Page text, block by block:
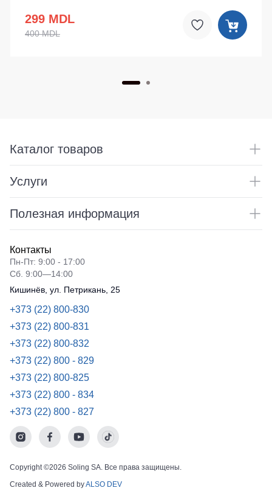
299 MDL
400 MDL
Каталог товаров
Услуги
Полезная информация
Контакты
Пн-Пт: 9:00 - 17:00
Сб. 9:00—14:00
Кишинёв, ул. Петрикань, 25
+373 (22) 800-830
+373 (22) 800-831
+373 (22) 800-832
+373 (22) 800 - 829
+373 (22) 800-825
+373 (22) 800 - 834
+373 (22) 800 - 827
Copyright ©2026 Soling SA. Все права защищены.
Created & Powered byALSO DEV